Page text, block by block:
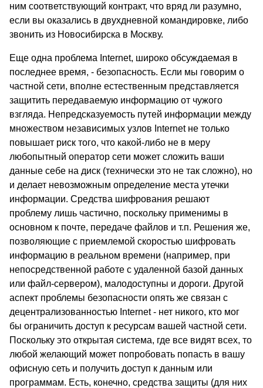
ним соответствующий контракт, что вряд ли разумно,
если вы оказались в двухдневной командировке, либо
звонить из Новосибирска в Москву.
Еще одна проблема Internet, широко обсуждаемая в
последнее время, - безопасность. Если мы говорим о
частной сети, вполне естественным представляется
защитить передаваемую информацию от чужого
взгляда. Непредсказуемость путей информации между
множеством независимых узлов Internet не только
повышает риск того, что какой-либо не в меру
любопытный оператор сети может сложить ваши
данные себе на диск (технически это не так сложно), но
и делает невозможным определение места утечки
информации. Средства шифрования решают
проблему лишь частично, поскольку применимы в
основном к почте, передаче файлов и т.п. Решения же,
позволяющие с приемлемой скоростью шифровать
информацию в реальном времени (например, при
непосредственной работе с удаленной базой данных
или файл-сервером), малодоступны и дороги. Другой
аспект проблемы безопасности опять же связан с
децентрализованностью Internet - нет никого, кто мог
бы ограничить доступ к ресурсам вашей частной сети.
Поскольку это открытая система, где все видят всех, то
любой желающий может попробовать попасть в вашу
офисную сеть и получить доступ к данным или
программам. Есть, конечно, средства защиты (для них